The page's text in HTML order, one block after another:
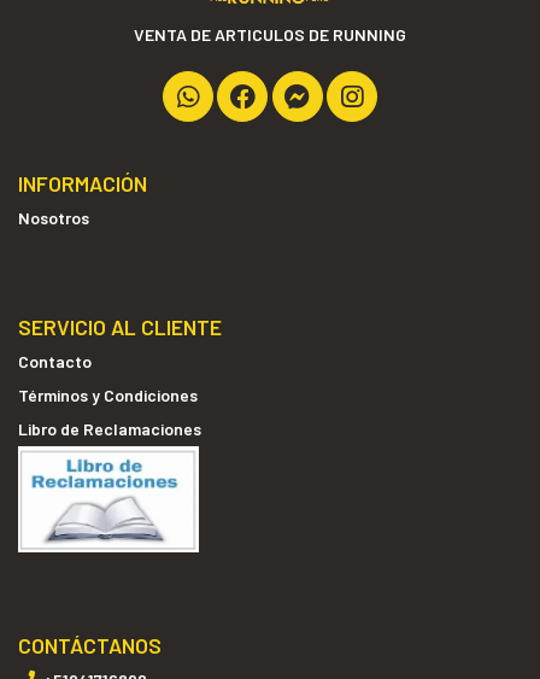
VENTA DE ARTICULOS DE RUNNING
INFORMACIÓN
Nosotros
SERVICIO AL CLIENTE
Contacto
Términos y Condiciones
Libro de Reclamaciones
CONTÁCTANOS